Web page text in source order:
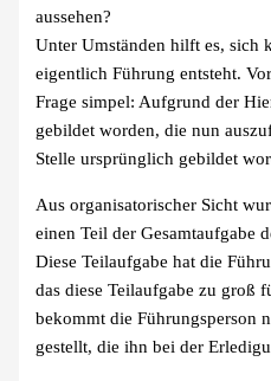
aussehen?
Unter Umständen hilft es, sich
eigentlich Führung entsteht.
Frage simpel: Aufgrund der
gebildet worden, die nun
Stelle ursprünglich gebildet
Aus organisatorischer Sicht
einen Teil der Gesamtaufgabe
Diese Teilaufgabe hat die
das diese Teilaufgabe zu groß
bekommt die Führungsperson
gestellt, die ihn bei der